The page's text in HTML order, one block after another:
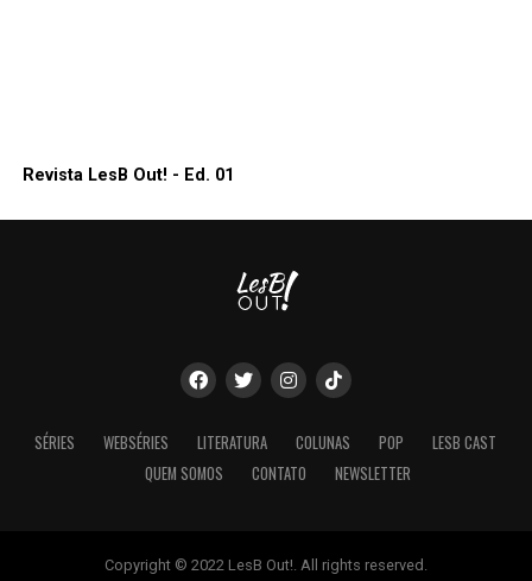
Revista LesB Out! - Ed. 01
SÉRIES WEBSÉRIES LITERATURA COLUNAS POP
LESB CAST
QUEM SOMOS
CONTATO NEWSLETTER
Copyright © 2022 LesB Out!. All rights reserved.